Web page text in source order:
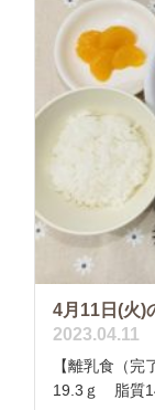
4月11日(火)
2023.04.11
【離乳食（
19.3ｇ 脂質